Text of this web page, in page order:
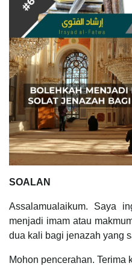
SOALAN
Assalamualaikum. Saya
menjadi imam atau
dua kali bagi jenazah yang
Mohon pencerahan. Terima